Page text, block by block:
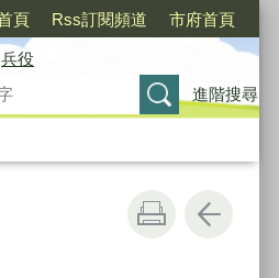
頁 Rss訂閱頻道 市府首頁
兵役
進階搜尋